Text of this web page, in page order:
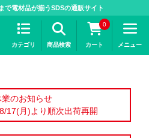
で電材品が揃うSDSの通販サイト
カテゴリ 商品検索
0
カート メニュー
業のお知らせ
17(月)より順次出荷再開